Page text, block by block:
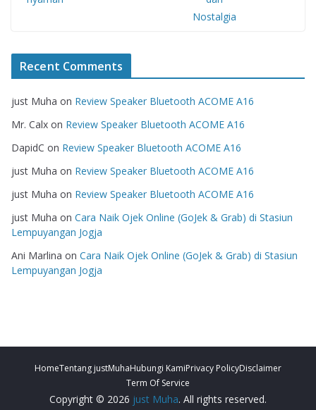
Recent Comments
just Muha on Review Speaker Bluetooth ACOME A16
Mr. Calx on Review Speaker Bluetooth ACOME A16
DapidC on Review Speaker Bluetooth ACOME A16
just Muha on Review Speaker Bluetooth ACOME A16
just Muha on Review Speaker Bluetooth ACOME A16
just Muha on Cara Naik Ojek Online (GoJek & Grab) di Stasiun
Lempuyangan Jogja
Ani Marlina on Cara Naik Ojek Online (GoJek & Grab) di Stasiun
Lempuyangan Jogja
HomeTentang justMuhaHubungi KamiPrivacy PolicyDisclaimer
Term Of Service
Copyright © 2026 just Muha. All rights reserved.